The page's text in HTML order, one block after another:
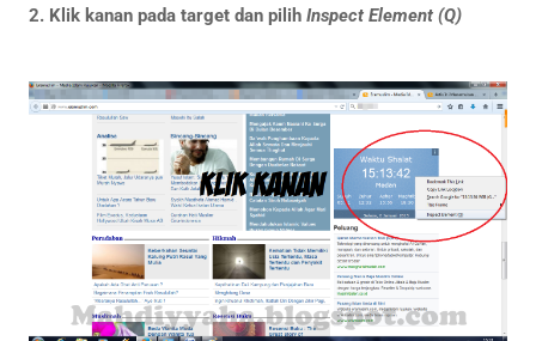
2. Klik kanan pada target dan pilih Inspect Element (Q)